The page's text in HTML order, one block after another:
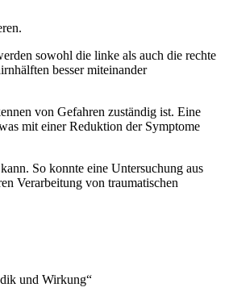
sowohl die linke als auch die rechte
besser miteinander
von Gefahren zuständig ist. Eine
mit einer Reduktion der Symptome
So konnte eine Untersuchung aus
Verarbeitung von traumatischen
und Wirkung“